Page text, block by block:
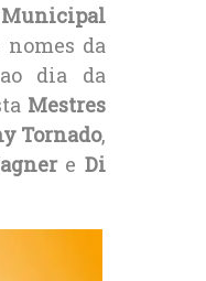
Municipal
da
dia da
Mestres
Tornado,
eDi